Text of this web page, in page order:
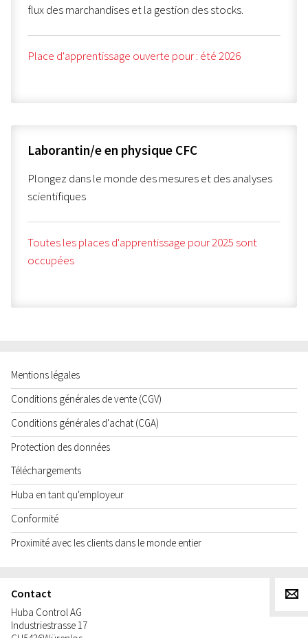
flux des marchandises et la gestion des stocks.
Place d'apprentissage ouverte pour : été 2026
Laborantin/e en physique CFC
Plongez dans le monde des mesures et des analyses
scientifiques
Toutes les places d'apprentissage pour 2025 sont
occupées
Mentions légales
Conditions générales de vente (CGV)
Conditions générales d'achat (CGA)
Protection des données
Téléchargements
Huba en tant qu'employeur
Conformité
Proximité avec les clients dans le monde entier
Contact
Huba Control AG
Industriestrasse 17
g